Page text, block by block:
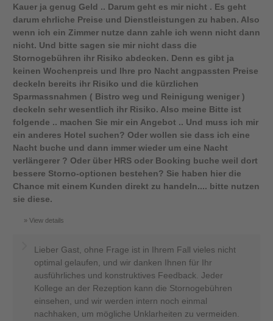
Kauer ja genug Geld .. Darum geht es mir nicht . Es geht
darum ehrliche Preise und Dienstleistungen zu haben. Also
wenn ich ein Zimmer nutze dann zahle ich wenn nicht dann
nicht. Und bitte sagen sie mir nicht dass die
Stornogebühren ihr Risiko abdecken. Denn es gibt ja
keinen Wochenpreis und Ihre pro Nacht angpassten Preise
deckeln bereits ihr Risiko und die kürzlichen
Sparmassnahmen ( Bistro weg und Reinigung weniger )
deckeln sehr wesentlich ihr Risiko. Also meine Bitte ist
folgende .. machen Sie mir ein Angebot .. Und muss ich mir
ein anderes Hotel suchen? Oder wollen sie dass ich eine
Nacht buche und dann immer wieder um eine Nacht
verlängerer ? Oder über HRS oder Booking buche weil dort
bessere Storno-optionen bestehen? Sie haben hier die
Chance mit einem Kunden direkt zu handeln.... bitte nutzen
sie diese.
View details
Lieber Gast, ohne Frage ist in Ihrem Fall vieles nicht
optimal gelaufen, und wir danken Ihnen für Ihr
ausführliches und konstruktives Feedback. Jeder
Kollege an der Rezeption kann die Stornogebühren
einsehen, und wir werden intern noch einmal
nachhaken, um mögliche Unklarheiten zu vermeiden.